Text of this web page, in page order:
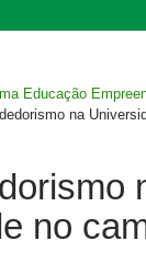
Educação
na
no